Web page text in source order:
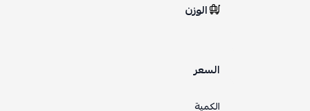
الوزن
السعر
الكمية